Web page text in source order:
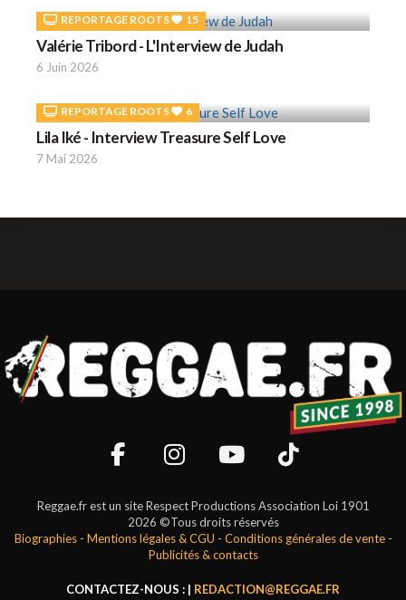
REPORTAGE ROOTS 15
Valérie Tribord - L'Interview de Judah
6 Juin 2026
REPORTAGE ROOTS 6
Lila Iké - Interview Treasure Self Love
7 Mai 2026
Reggae.fr est un site Respect Productions Association Loi 1901
2026 ©Tous droits réservés
Biographies- Mentions légales & CGU - Conditions générales de vente-
Publicités & contacts
CONTACTEZ-NOUS : | REDACTION@REGGAE.FR